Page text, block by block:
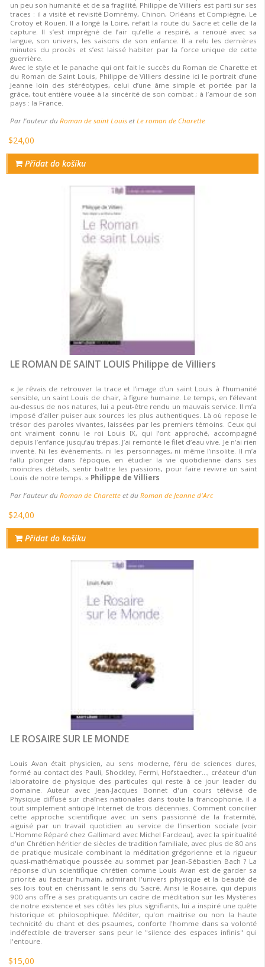
un peu son humanité et de sa fragilité, Philippe de Villiers est parti sur ses
traces : il a visité et revisité Domrémy, Chinon, Orléans et Compiègne, Le
Crotoy et Rouen. Il a longé la Loire, refait la route du Sacre et celle de la
capture. Il s’est imprégné de l’air qu’elle a respiré, a renoué avec sa
langue, son univers, les saisons de son enfance. Il a relu les dernières
minutes du procès et s’est laissé habiter par la force unique de cette
guerrière.
Avec le style et le panache qui ont fait le succès du Roman de Charette et
du Roman de Saint Louis, Philippe de Villiers dessine ici le portrait d’une
Jeanne loin des stéréotypes, celui d’une âme simple et portée par la
grâce, tout entière vouée à la sincérité de son combat ; à l’amour de son
pays : la France.
Par l'auteur du Roman de saint Louis et Le roman de Charette
$24,00
Přidat do košíku
LE ROMAN DE SAINT LOUIS Philippe de Villiers
« Je rêvais de retrouver la trace et l’image d’un saint Louis à l’humanité
sensible, un saint Louis de chair, à figure humaine. Le temps, en l’élevant
au-dessus de nos natures, lui a peut-être rendu un mauvais service. Il m’a
imposé d’aller puiser aux sources les plus authentiques. Là où repose le
trésor des paroles vivantes, laissées par les premiers témoins. Ceux qui
ont vraiment connu le roi Louis IX, qui l’ont approché, accompagné
depuis l’enfance jusqu’au trépas. J’ai remonté le filet d’eau vive. Je n’ai rien
inventé. Ni les événements, ni les personnages, ni même l’insolite. Il m’a
fallu plonger dans l’époque, en étudier la vie quotidienne dans ses
moindres détails, sentir battre les passions, pour faire revivre un saint
Louis de notre temps. » Philippe de Villiers
Par l'auteur du Roman de Charette et du Roman de Jeanne d'Arc
$24,00
Přidat do košíku
LE ROSAIRE SUR LE MONDE
Louis Avan était physicien, au sens moderne, féru de sciences dures,
formé au contact des Pauli, Shockley, Fermi, Hofstaedter…, créateur d'un
laboratoire de physique des particules qui reste à ce jour leader du
domaine. Auteur avec Jean-Jacques Bonnet d'un cours télévisé de
Physique diffusé sur chaînes nationales dans toute la francophonie, il a
tout simplement anticipé Internet de trois décennies. Comment concilier
cette approche scientifique avec un sens passionné de la fraternité,
aiguisé par un travail quotidien au service de l'insertion sociale (voir
L'Homme Réparé chez Gallimard avec Michel Fardeau), avec la spiritualité
d'un Chrétien héritier de siècles de tradition familiale, avec plus de 80 ans
de pratique musicale combinant la méditation grégorienne et la rigueur
quasi-mathématique poussée au sommet par Jean-Sébastien Bach ? La
réponse d'un scientifique chrétien comme Louis Avan est de garder sa
priorité au facteur humain, admirant l'univers physique et la beauté de
ses lois tout en chérissant le sens du Sacré. Ainsi le Rosaire, qui depuis
900 ans offre à ses pratiquants un cadre de méditation sur les Mystères
de notre existence et ses côtés les plus signifiants, lui a inspiré une quête
historique et philosophique. Méditer, qu'on maitrise ou non la haute
technicité du chant et des psaumes, conforte l'homme dans sa volonté
indéfectible de traverser sans peur le "silence des espaces infinis" qui
l'entoure.
$15,00